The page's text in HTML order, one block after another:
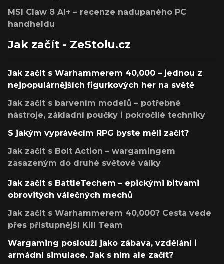
MSI Claw 8 AI+ – recenze nadupaného PC
handheldu
Jak začít - ZeStolu.cz
Jak začít s Warhammerem 40,000 – jednou z
nejpopulárnějších figurkových her na světě
Jak začít s barvením modelů – potřebné
nástroje, základní poučky i pokročilé techniky
S jakým vyprávěcím RPG byste měli začít?
Jak začít s Bolt Action – wargamingem
zasazeným do druhé světové války
Jak začít s BattleTechem – epickými bitvami
obrovitých válečných mechů
Jak začít s Warhammerem 40,000? Cesta vede
přes přístupnější Kill Team
Wargaming poslouží jako zábava, vzdělání i
armádní simulace. Jak s ním ale začít?